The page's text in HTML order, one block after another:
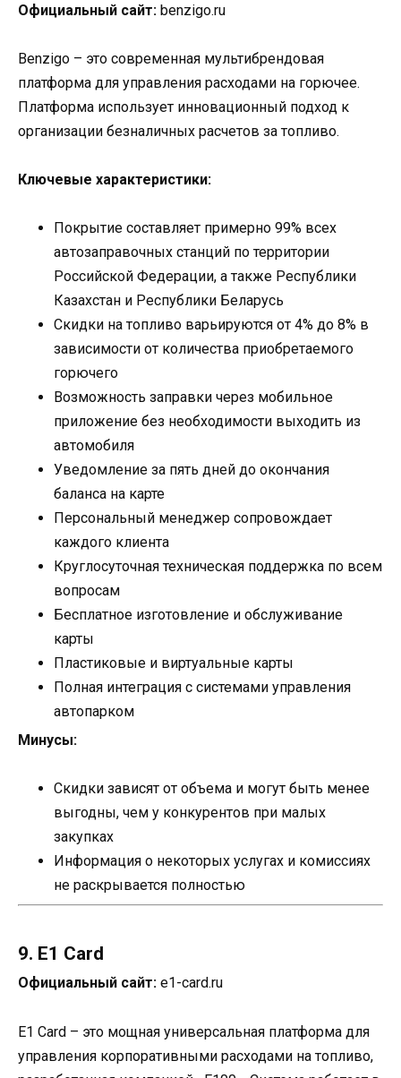
Официальный сайт: benzigo.ru
Benzigo – это современная мультибрендовая
платформа для управления расходами на горючее.
Платформа использует инновационный подход к
организации безналичных расчетов за топливо.
Ключевые характеристики:
Покрытие составляет примерно 99% всех
автозаправочных станций по территории
Российской Федерации, а также Республики
Казахстан и Республики Беларусь
Скидки на топливо варьируются от 4% до 8% в
зависимости от количества приобретаемого
горючего
Возможность заправки через мобильное
приложение без необходимости выходить из
автомобиля
Уведомление за пять дней до окончания
баланса на карте
Персональный менеджер сопровождает
каждого клиента
Круглосуточная техническая поддержка по всем
вопросам
Бесплатное изготовление и обслуживание
карты
Пластиковые и виртуальные карты
Полная интеграция с системами управления
автопарком
Минусы:
Скидки зависят от объема и могут быть менее
выгодны, чем у конкурентов при малых
закупках
Информация о некоторых услугах и комиссиях
не раскрывается полностью
9. E1 Card
Официальный сайт: e1-card.ru
E1 Card – это мощная универсальная платформа для
управления корпоративными расходами на топливо,